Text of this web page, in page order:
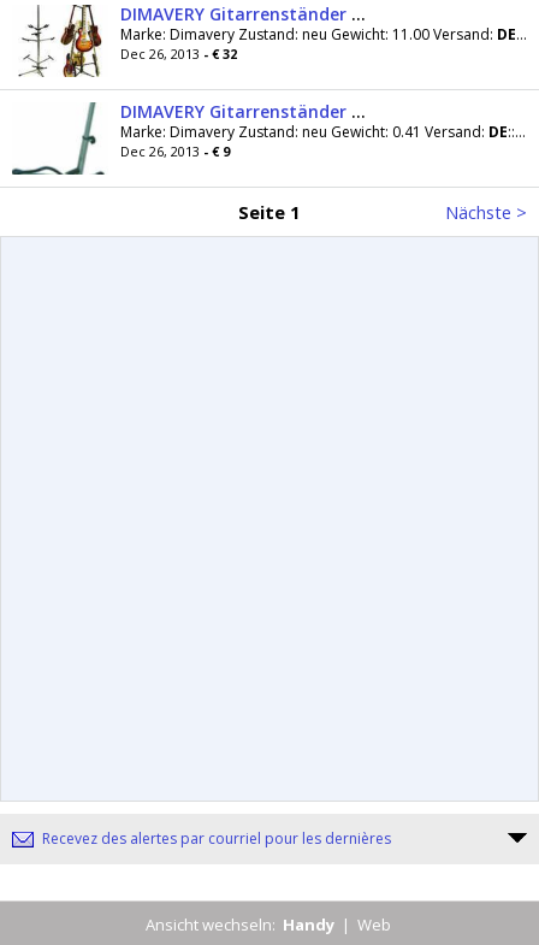
DIMAVERY Gitarrenständer 6-fach, chrom
Marke: Dimavery Zustand: neu Gewicht: 11.00 Versand: DE
Dec 26, 2013 - € 32
DIMAVERY Gitarrenständer chrom
Marke: Dimavery Zustand: neu Gewicht: 0.41 Versand: DE:::3.00 Preis inkl. MwSt, zzgl. Versandkosten
Dec 26, 2013 - € 9
Seite 1 Nächste >
Recevez des alertes par courriel pour les dernières
Ansicht wechseln: Handy | Web